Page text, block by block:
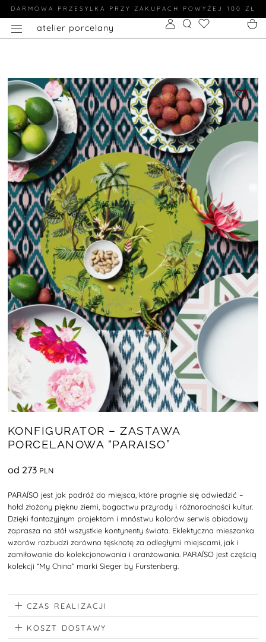
DARMOWA PRZESYLKA PRZY ZAKUPACH POWYŻEJ 100 ZŁ
atelier porcelany
KONFIGURATOR – ZASTAWA
PORCELANOWA “PARAISO”
od 273
PARAÍSO jest jak podróż do miejsca, które pragnie się odwiedzić –
hołd złożony pięknu ziemi, bogactwu przyrody i różnorodności kultur.
Dzięki fantazyjnym projektom i mnóstwu kolorów serwis obiadowy
zaprasza na stół wszystkie kontynenty świata. Eklektyczna mieszanka
wzorów rozbudzi zarówno tęsknotę za odległymi miejscami, jak i
zamiłowanie do kolekcjonowania i aranżowania. PARAÍSO jest częścią
kolekcji “My China” marki Sieger by Furstenberg.
CZAS REALIZACJI
KOSZT DOSTAWY